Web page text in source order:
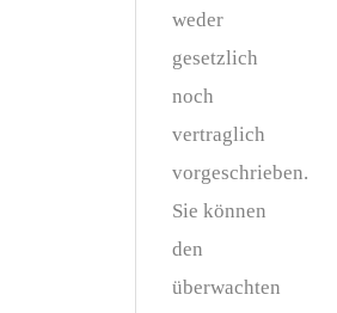
weder
gesetzlich
noch
vertraglich
vorgeschrieben.
Sie können
den
überwachten